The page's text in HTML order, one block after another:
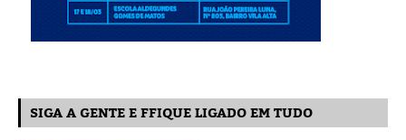
SIGA A GENTE E FFIQUE LIGADO EM TUDO